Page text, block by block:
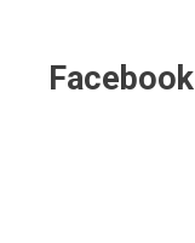
Facebook